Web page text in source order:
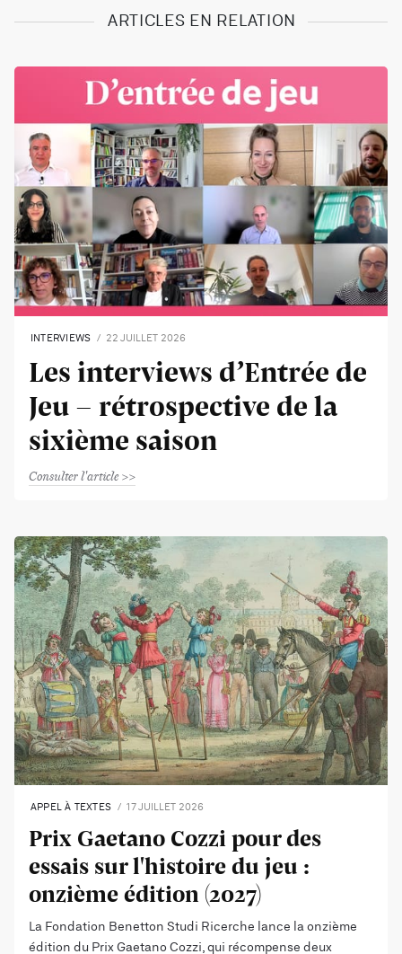
ARTICLES EN RELATION
INTERVIEWS 22 JUILLET 2026
Les interviews d’Entrée de
Jeu - rétrospective de la
sixième saison
Consulter l'article
APPEL À TEXTES 17 JUILLET 2026
Prix Gaetano Cozzi pour des
essais sur l'histoire du jeu :
onzième édition (2027)
La Fondation Benetton Studi Ricerche lance la onzième
édition du Prix Gaetano Cozzi, qui récompense deux